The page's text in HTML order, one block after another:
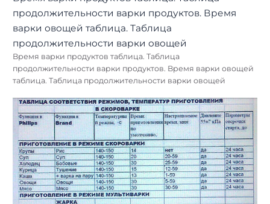
Время варки продуктов таблица. Таблица
продолжительности варки продуктов. Время варки овощей
таблица. Таблица продолжительности варки овощей